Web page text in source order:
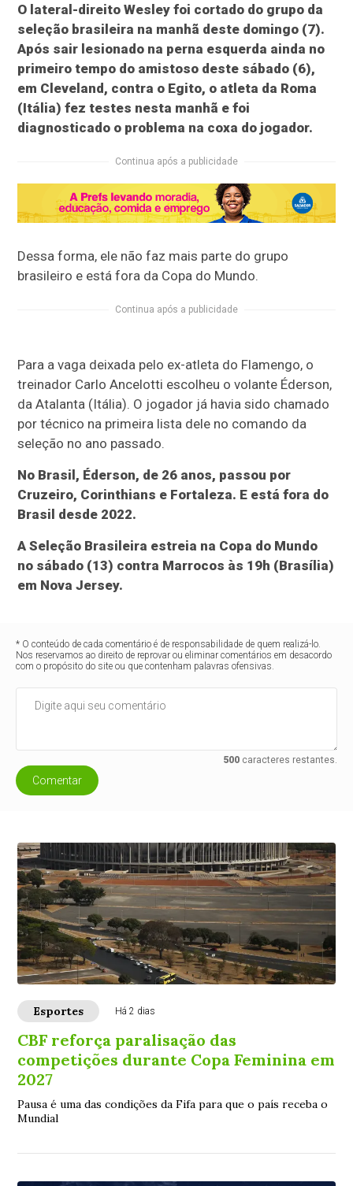
O lateral-direito Wesley foi cortado do grupo da
seleção brasileira na manhã deste domingo (7).
Após sair lesionado na perna esquerda ainda no
primeiro tempo do amistoso deste sábado (6),
em Cleveland, contra o Egito, o atleta da Roma
(Itália) fez testes nesta manhã e foi
diagnosticado o problema na coxa do jogador.
Continua após a publicidade
Dessa forma, ele não faz mais parte do grupo
brasileiro e está fora da Copa do Mundo.
Continua após a publicidade
Para a vaga deixada pelo ex-atleta do Flamengo, o
treinador Carlo Ancelotti escolheu o volante Éderson,
da Atalanta (Itália). O jogador já havia sido chamado
por técnico na primeira lista dele no comando da
seleção no ano passado.
No Brasil, Éderson, de 26 anos, passou por
Cruzeiro, Corinthians e Fortaleza. E está fora do
Brasil desde 2022.
A Seleção Brasileira estreia na Copa do Mundo
no sábado (13) contra Marrocos às 19h (Brasília)
em Nova Jersey.
* O conteúdo de cada comentário é de responsabilidade de quem realizá-lo.
Nos reservamos ao direito de reprovar ou eliminar comentários em desacordo
com o propósito do site ou que contenham palavras ofensivas.
500caracteres restantes.
Comentar
Esportes Há 2 dias
CBF reforça paralisação das
competições durante Copa Feminina em
2027
Pausa é uma das condições da Fifa para que o país receba o
Mundial